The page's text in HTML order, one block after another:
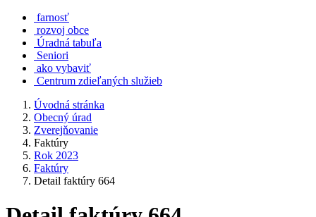
farnosť
rozvoj obce
Úradná tabuľa
Seniori
ako vybaviť
Centrum zdieľaných služieb
Úvodná stránka
Obecný úrad
Zverejňovanie
Faktúry
Rok 2023
Faktúry
Detail faktúry 664